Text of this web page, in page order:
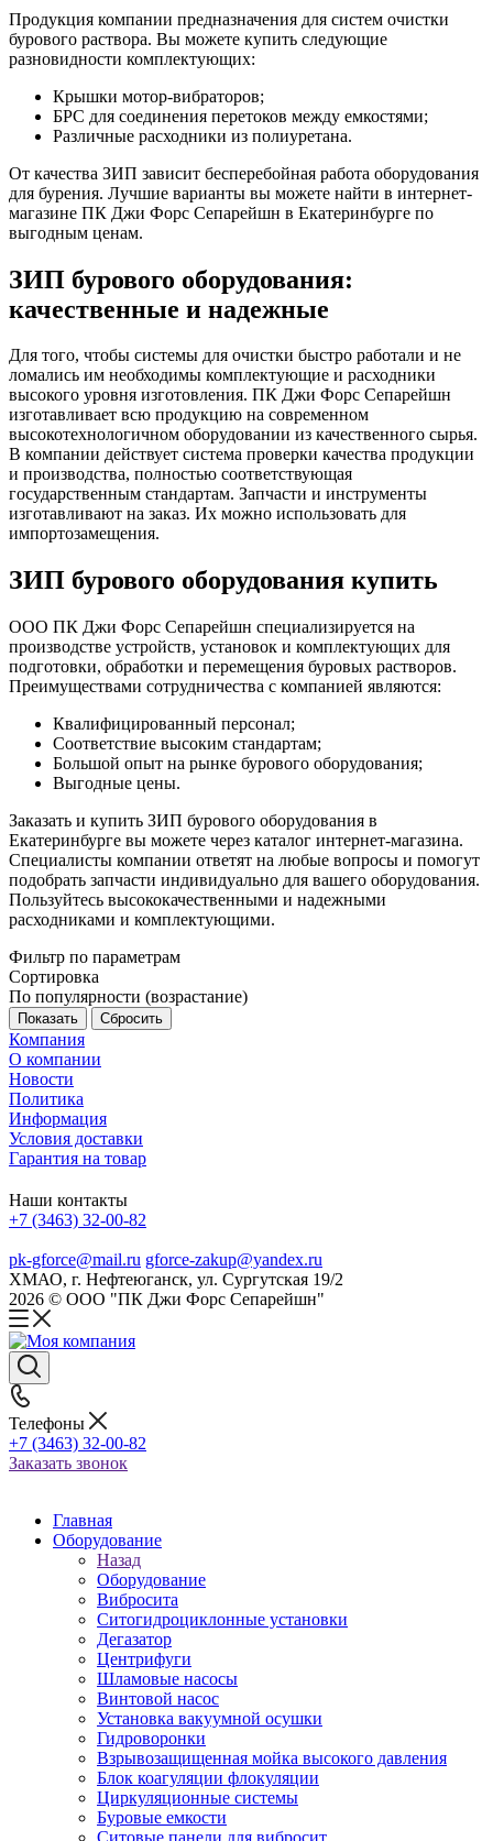
Продукция компании предназначения для систем очистки
бурового раствора. Вы можете купить следующие
разновидности комплектующих:
Крышки мотор-вибраторов;
БРС для соединения перетоков между емкостями;
Различные расходники из полиуретана.
От качества ЗИП зависит бесперебойная работа оборудования
для бурения. Лучшие варианты вы можете найти в интернет-
магазине ПК Джи Форс Сепарейшн в Екатеринбурге по
выгодным ценам.
ЗИП бурового оборудования:
качественные и надежные
Для того, чтобы системы для очистки быстро работали и не
ломались им необходимы комплектующие и расходники
высокого уровня изготовления. ПК Джи Форс Сепарейшн
изготавливает всю продукцию на современном
высокотехнологичном оборудовании из качественного сырья.
В компании действует система проверки качества продукции
и производства, полностью соответствующая
государственным стандартам. Запчасти и инструменты
изготавливают на заказ. Их можно использовать для
импортозамещения.
ЗИП бурового оборудования купить
ООО ПК Джи Форс Сепарейшн специализируется на
производстве устройств, установок и комплектующих для
подготовки, обработки и перемещения буровых растворов.
Преимуществами сотрудничества с компанией являются:
Квалифицированный персонал;
Соответствие высоким стандартам;
Большой опыт на рынке бурового оборудования;
Выгодные цены.
Заказать и купить ЗИП бурового оборудования в
Екатеринбурге вы можете через каталог интернет-магазина.
Специалисты компании ответят на любые вопросы и помогут
подобрать запчасти индивидуально для вашего оборудования.
Пользуйтесь высококачественными и надежными
расходниками и комплектующими.
Фильтр по параметрам
Сортировка
По популярности (возрастание)
Сбросить
Компания
О компании
Новости
Политика
Информация
Условия доставки
Гарантия на товар
Наши контакты
+7 (3463) 32-00-82
pk-gforce@mail.ru gforce-zakup@yandex.ru
ХМАО, г. Нефтеюганск, ул. Сургутская 19/2
2026 © ООО "ПК Джи Форс Сепарейшн"
Телефоны
+7 (3463) 32-00-82
Заказать звонок
Главная
Оборудование
Назад
Оборудование
Вибросита
Ситогидроциклонные установки
Дегазатор
Центрифуги
Шламовые насосы
Винтовой насос
Установка вакуумной осушки
Гидроворонки
Взрывозащищенная мойка высокого давления
Блок коагуляции флокуляции
Циркуляционные системы
Буровые емкости